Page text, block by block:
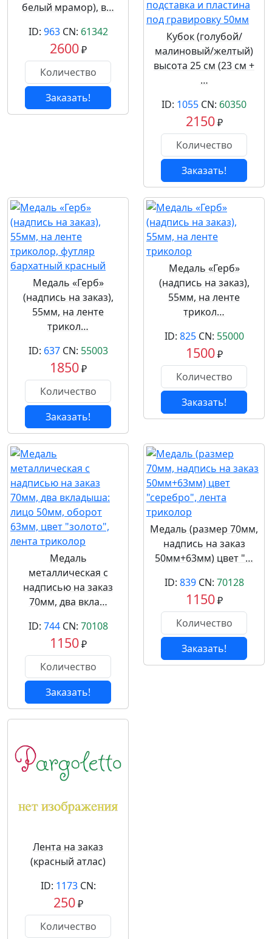
белый мрамор), в…
ID: 963CN: 61342
2600₽
Заказать!
Кубок (голубой/
малиновый/желтый)
высота 25 см (23 см +
…
ID: 1055 CN: 60350
2150₽
Заказать!
Медаль «Герб»
(надпись на заказ),
55мм, на ленте
трикол…
ID: 637CN: 55003
1850₽
Заказать!
Медаль «Герб»
(надпись на заказ),
55мм, на ленте
трикол…
ID: 825CN: 55000
1500₽
Заказать!
Медаль
металлическая с
надписью на заказ
70мм, два вкла…
ID: 744CN: 70108
1150₽
Заказать!
Медаль (размер 70мм,
надпись на заказ
50мм+63мм) цвет "…
ID: 839CN: 70128
1150₽
Заказать!
Лента на заказ
(красный атлас)
ID: 1173CN:
250₽